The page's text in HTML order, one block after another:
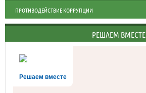
ПРОТИВОДЕЙСТВИЕ КОРРУПЦИИ
РЕШАЕМ ВМЕСТЕ
Решаем вместе